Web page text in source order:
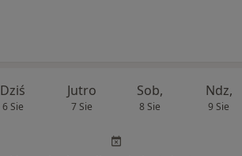
Dziś
6 Sie
Jutro
7 Sie
Sob,
8 Sie
Ndz,
9 Sie